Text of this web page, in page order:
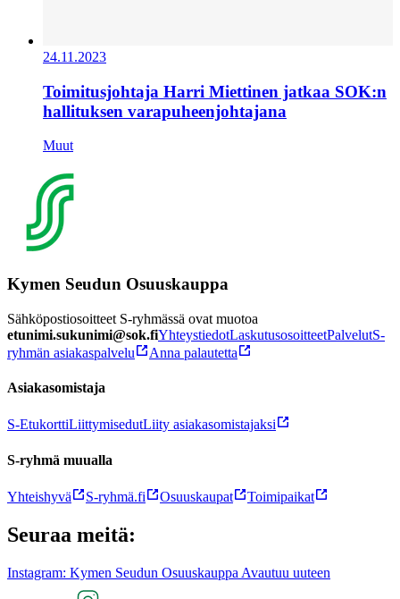
24.11.2023
Toimitusjohtaja Harri Miettinen jatkaa SOK:n
hallituksen varapuheenjohtajana
Muut
Kymen Seudun Osuuskauppa
Sähköpostiosoitteet S-ryhmässä ovat muotoa
etunimi.sukunimi@sok.fiYhteystiedotLaskutusosoitteetPalvelutS-
ryhmän asiakaspalvelu
Anna palautetta
Asiakasomistaja
S-EtukorttiLiittymisedutLiity asiakasomistajaksi
S-ryhmä muualla
Yhteishyvä S-ryhmä.fi Osuuskaupat Toimipaikat
Seuraa meitä:
Instagram: Kymen Seudun Osuuskauppa Avautuu uuteen